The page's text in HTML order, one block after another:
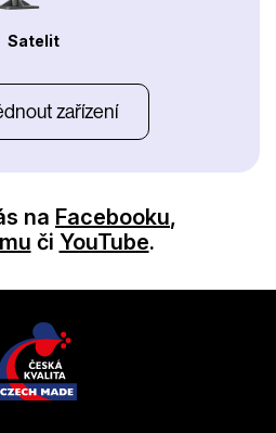
Satelit
zařízení
na Facebooku,
či YouTube.